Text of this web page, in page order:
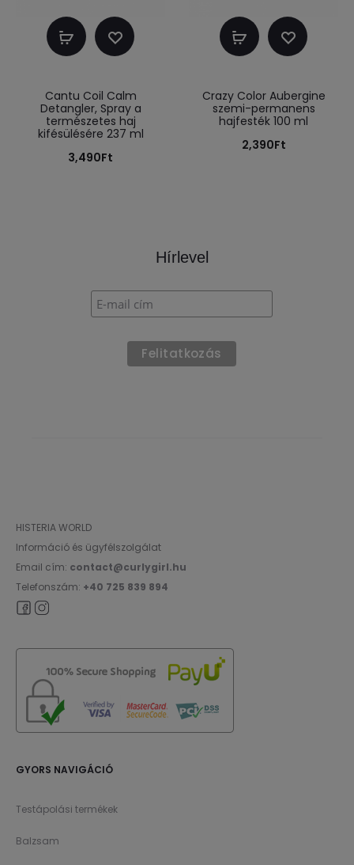
Kosárba
Cantu Coil Calm
Detangler, Spray a
természetes haj
kifésülésére 237 ml
3,490Ft
Kosárba
Crazy Color Aubergine
szemi-permanens
hajfesték 100 ml
2,390Ft
Hírlevel
HISTERIA WORLD
Információ és ügyfélszolgálat
Email cím: contact@curlygirl.hu
Telefonszám: +40 725 839 894
GYORS NAVIGÁCIÓ
Testápolási termékek
Balzsam